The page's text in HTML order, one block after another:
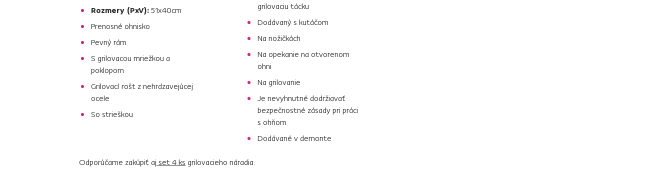
Rozmery (PxV): 51x40cm
Prenosné ohnisko
Pevný rám
S grilovacou mriežkou a
poklopom
Grilovací rošt z nehrdzavejúcej
ocele
So strieškou
grilovaciu tácku
Dodávaný s kutáčom
Na nožičkách
Na opekanie na otvorenom
ohni
Na grilovanie
Je nevyhnutné dodržiavať
bezpečnostné zásady pri práci
s ohňom
Dodávané v demonte
Odporúčame zakúpiť aj set 4 ks grilovacieho náradia.